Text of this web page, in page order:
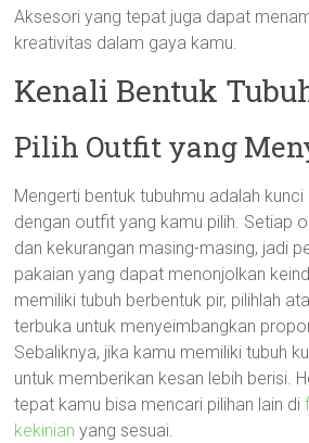
Aksesori yang tepat juga dapat
kreativitas dalam gaya kamu.
Kenali Bentuk
Pilih Outfit yang
Mengerti bentuk tubuhmu adalah
dengan outfit yang kamu pilih. Setiap
dan kekurangan masing-masing, jadi
pakaian yang dapat menonjolkan
memiliki tubuh berbentuk pir, pilihlah
terbuka untuk menyeimbangkan
Sebaliknya, jika kamu memiliki tubuh
untuk memberikan kesan lebih berisi.
tepat kamu bisa mencari pilihan lain di
kekinian yang sesuai.